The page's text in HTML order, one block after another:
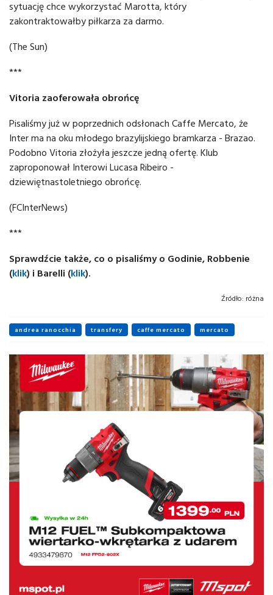
sytuację chce wykorzystać Marotta, który
zakontraktowałby piłkarza za darmo.
(The Sun)
***
Vitoria zaoferowała obrońcę
Pisaliśmy już w poprzednich odsłonach Caffe Mercato, że
Inter ma na oku młodego brazylijskiego bramkarza - Brazao.
Podobno Vitoria złożyła jeszcze jedną ofertę. Klub
zaproponował Interowi Lucasa Ribeiro -
dziewiętnastoletniego obrońcę.
(FCInterNews)
***
Sprawdźcie także, co o pisaliśmy o Godinie, Robbenie
(klik) i Barelli (klik).
Źródło: różna
andrea ranocchia transfery caffe mercato mercato